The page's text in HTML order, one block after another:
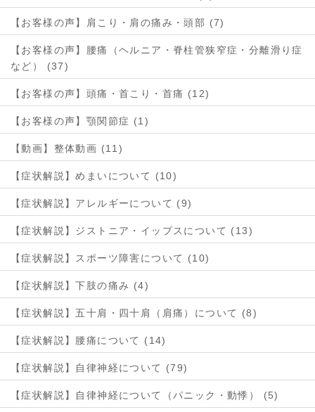
【お客様の声】肩こり・肩の痛み・頭部 (7)
【お客様の声】腰痛（ヘルニア・脊柱管狭窄症・分離滑り症
など） (37)
【お客様の声】頭痛・首こり・首痛 (12)
【お客様の声】顎関節症 (1)
【動画】整体動画 (11)
【症状解説】めまいについて (10)
【症状解説】アレルギーについて (9)
【症状解説】ジストニア・イップスについて (13)
【症状解説】スポーツ障害について (10)
【症状解説】下肢の痛み (4)
【症状解説】五十肩・四十肩（肩痛）について (8)
【症状解説】腰痛について (14)
【症状解説】自律神経について (79)
【症状解説】自律神経について（パニック・動悸） (5)